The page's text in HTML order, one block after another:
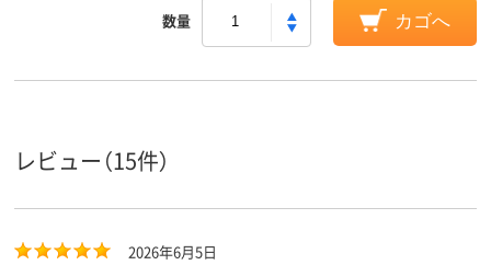
数量 カゴへ
レビュー（15件）
2026年6月5日